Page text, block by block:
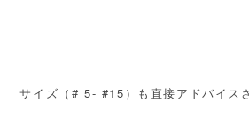
サイズ（# 5- #15）も直接アドバイス